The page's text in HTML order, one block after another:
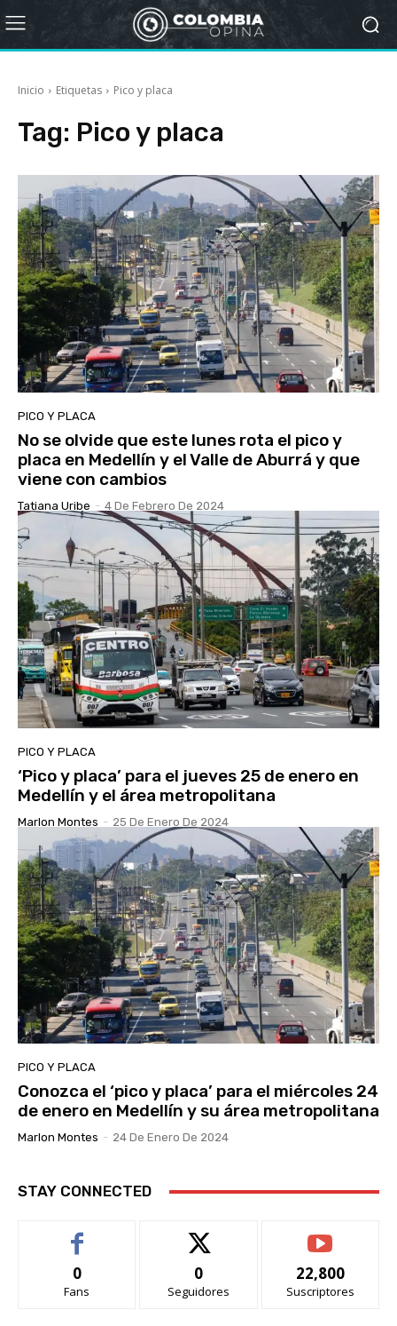
Inicio Etiquetas Pico y placa
Tag: Pico y placa
PICO Y PLACA
No se olvide que este lunes rota el pico y
placa en Medellín y el Valle de Aburrá y que
viene con cambios
Tatiana Uribe - 4 De Febrero De 2024
PICO Y PLACA
‘Pico y placa’ para el jueves 25 de enero en
Medellín y el área metropolitana
Marlon Montes - 25 De Enero De 2024
PICO Y PLACA
Conozca el ‘pico y placa’ para el miércoles 24
de enero en Medellín y su área metropolitana
Marlon Montes - 24 De Enero De 2024
STAY CONNECTED
0
Fans
0
Seguidores
22,800
Suscriptores